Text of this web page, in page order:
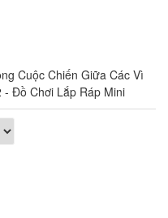
Cuộc Chiến Giữa Các Vì
- Đồ Chơi Lắp Ráp Mini